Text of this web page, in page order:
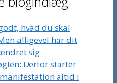
hvad du skal
alligevel har dit
sig
Derfor starter
altid i